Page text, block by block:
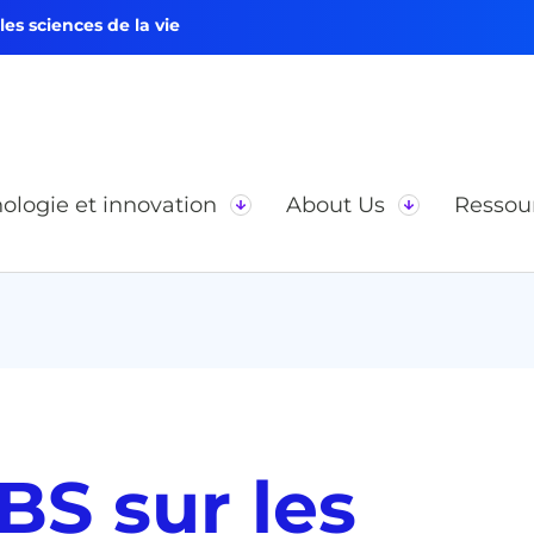
sciences de la vie
et innovation About Us
sur les